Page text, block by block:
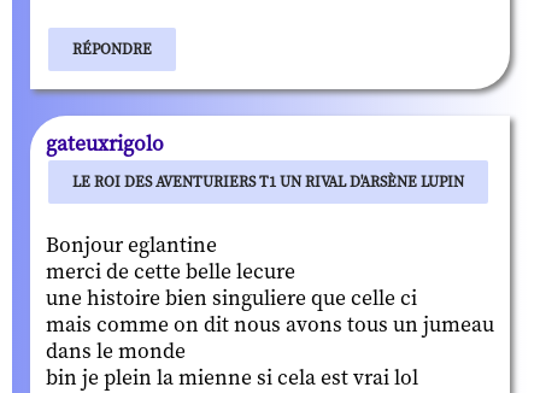
RÉPONDRE
gateuxrigolo
LE ROI DES AVENTURIERS T1 UN RIVAL D'ARSÈNE LUPIN
Bonjour eglantine
merci de cette belle lecure
une histoire bien singuliere que celle ci
mais comme on dit nous avons tous un jumeau
dans le monde
bin je plein la mienne si cela est vrai lol